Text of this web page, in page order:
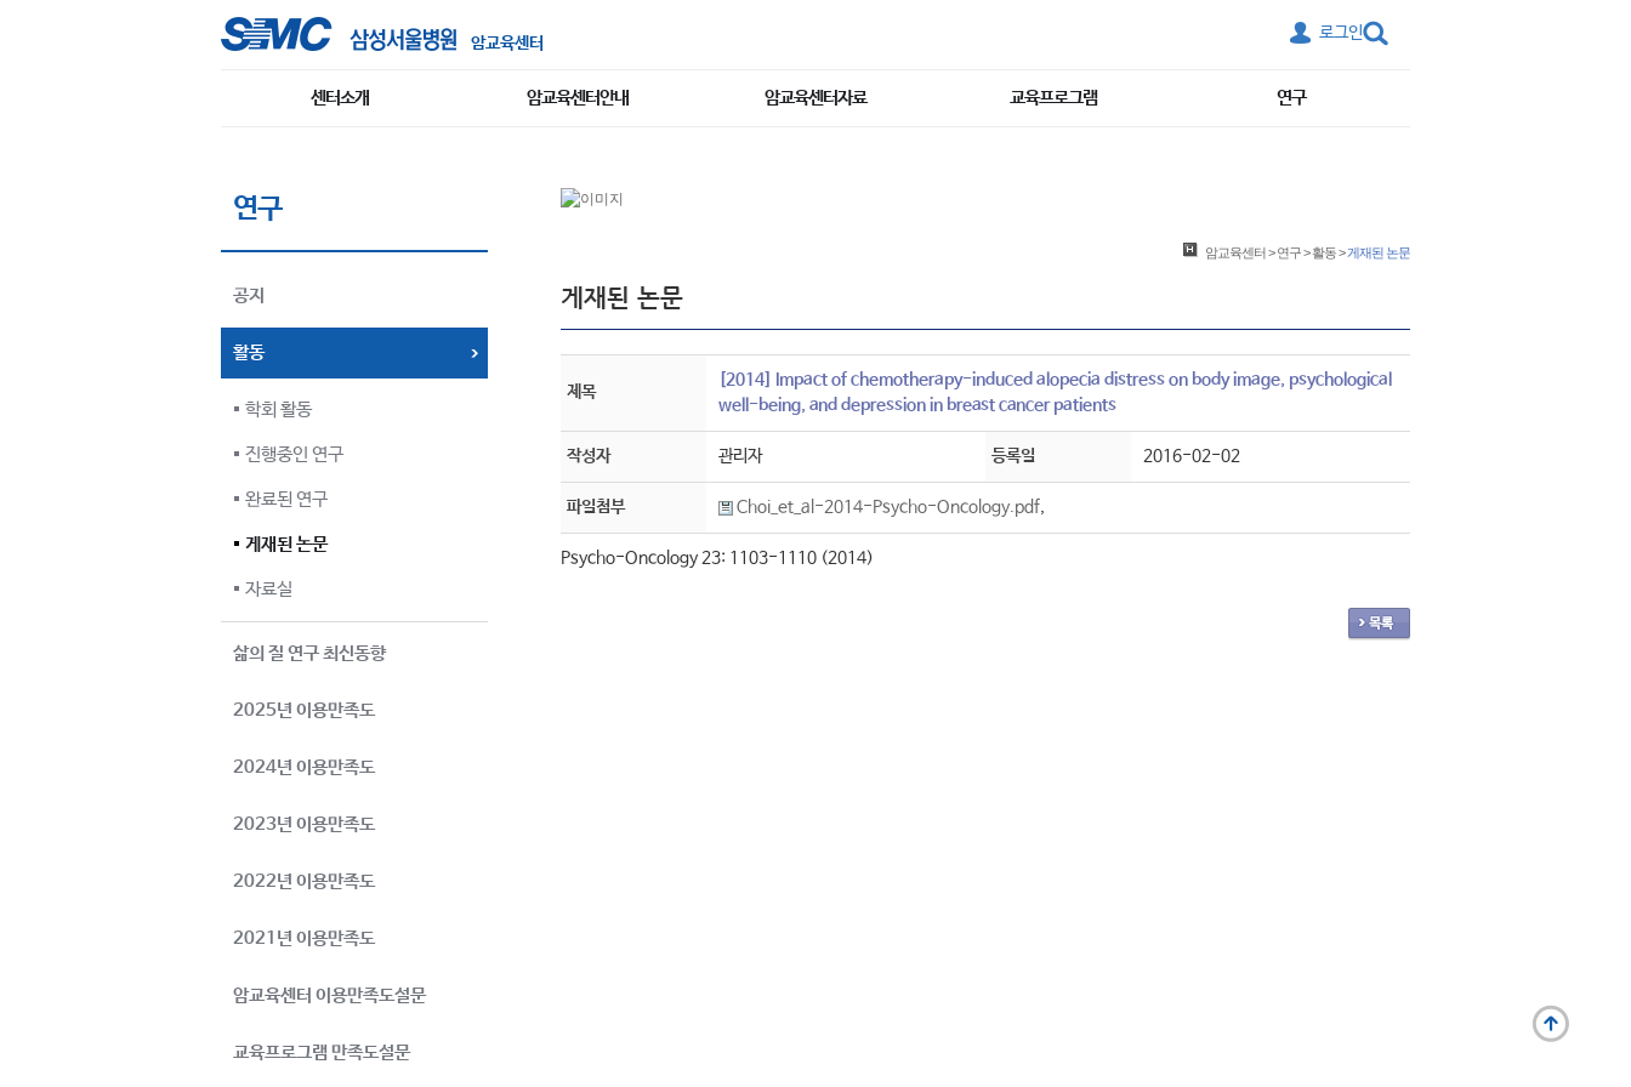
암교육센터
로그인
센터소개 암교육센터안내 암교육센터자료 교육프로그램 연구
연구
공지
활동
학회 활동
진행중인 연구
완료된 연구
게재된 논문
자료실
삶의 질 연구 최신동향
2025년 이용만족도
2024년 이용만족도
2023년 이용만족도
2022년 이용만족도
2021년 이용만족도
암교육센터 이용만족도설문
교육프로그램 만족도설문
암교육센터>연구>활동>게재된 논문
게재된 논문
제목
[2014] Impact of chemotherapy-induced alopecia distress on body image, psychological
well-being, and depression in breast cancer patients
작성자 관리자 등록일 2016-02-02
파일첨부 Choi_et_al-2014-Psycho-Oncology.pdf,
Psycho-Oncology 23: 1103-1110 (2014)